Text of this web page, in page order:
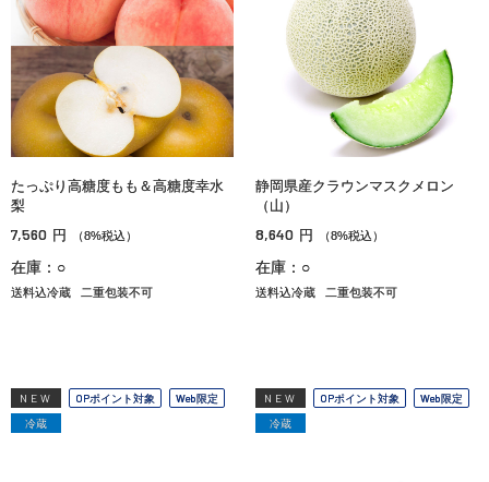
たっぷり高糖度もも＆高糖度幸水
梨
7,560 円 （8%税込）
在庫：○
送料込冷蔵 二重包装不可
静岡県産クラウンマスクメロン
（山）
8,640 円 （8%税込）
在庫：○
送料込冷蔵 二重包装不可
NEW OPポイント対象
Web限定
冷蔵
NEW OPポイント対象
Web限定
冷蔵